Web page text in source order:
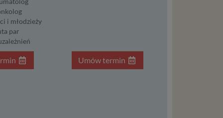
i młodzieży
par
Umów termin
w